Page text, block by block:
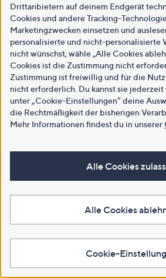
Drittanbietern auf deinem Endgerät
Cookies und andere Tracking-
Marketingzwecken einsetzen und
personalisierte und nicht-personalisierte
nicht wünschst, wähle „Alle Cookies
Cookies ist die Zustimmung nicht
Zustimmung ist freiwillig und für die
nicht erforderlich. Du kannst sie
unter „Cookie-Einstellungen“ deine
die Rechtmäßigkeit der bisherigen
Mehr Informationen findest du in unserer
Alle Cookies
Alle Cookies
Cookie-